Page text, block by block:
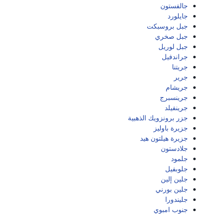
جالفستون
جايلورد
جبل بروسبكت
جبل صخري
جبل لوريل
جراندفيل
جريتنا
جرير
جريشام
جرينسبرج
جرينفيلد
جزر برونزويك الذهبية
جزيرة باوليز
جزيرة هيلتون هيد
جلادستون
جلمود
جلوبفيل
جلين إلين
جلين بورني
جليندورا
جنوب امبوي